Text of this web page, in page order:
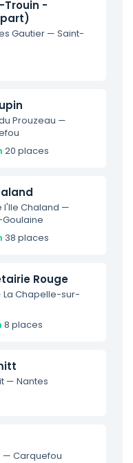
Trouin -
Gautier — Saint-
Prouzeau —
·20 places
l'Ile Chaland —
·38 places
Rouge
La Chapelle-sur-
·8 places
— Nantes
— Carquefou